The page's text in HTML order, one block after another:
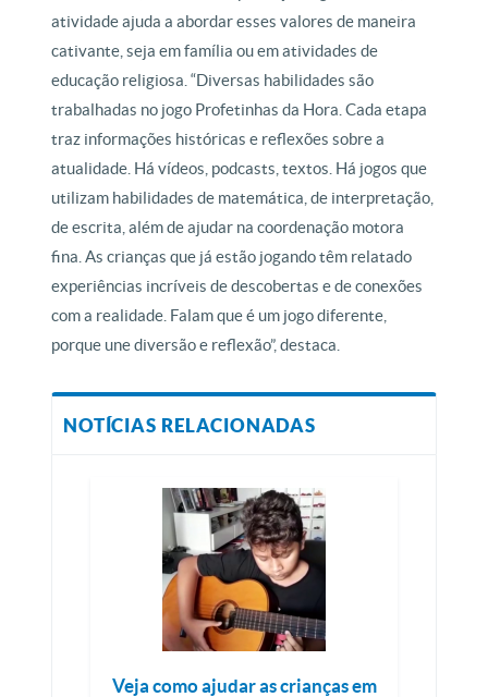
atividade ajuda a abordar esses valores de maneira
cativante, seja em família ou em atividades de
educação religiosa. “Diversas habilidades são
trabalhadas no jogo Profetinhas da Hora. Cada etapa
traz informações históricas e reflexões sobre a
atualidade. Há vídeos, podcasts, textos. Há jogos que
utilizam habilidades de matemática, de interpretação,
de escrita, além de ajudar na coordenação motora
fina. As crianças que já estão jogando têm relatado
experiências incríveis de descobertas e de conexões
com a realidade. Falam que é um jogo diferente,
porque une diversão e reflexão”, destaca.
NOTÍCIAS RELACIONADAS
Veja como ajudar as crianças em